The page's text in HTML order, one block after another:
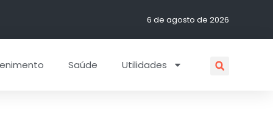
6 de agosto de 2026
Saúde Utilidades